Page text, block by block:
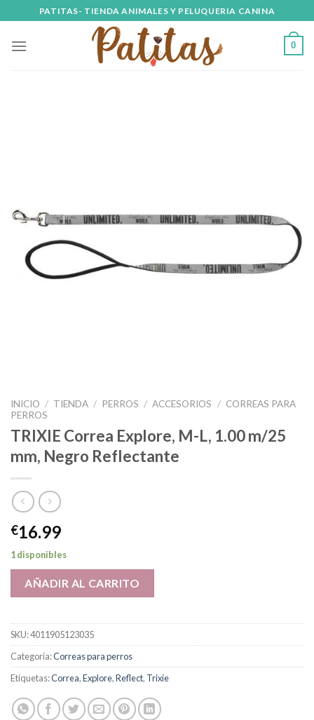
to
content
PATITAS- TIENDA ANIMALES Y PELUQUERIA CANINA
0
INICIO / TIENDA / PERROS / ACCESORIOS / CORREAS PARA
PERROS
TRIXIE Correa Explore, M-L, 1.00 m/25
mm, Negro Reflectante
€16.99
1 disponibles
AÑADIR AL CARRITO
SKU:4011905123035
Categoría:Correas para perros
Etiquetas:Correa,Explore,Reflect, Trixie